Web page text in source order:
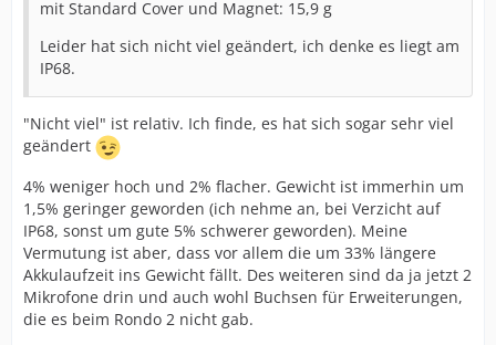
mit Standard Cover und Magnet: 15,9 g
Leider hat sich nicht viel geändert, ich denke es liegt am
IP68.
"Nicht viel" ist relativ. Ich finde, es hat sich sogar sehr viel
geändert
4% weniger hoch und 2% flacher. Gewicht ist immerhin um
1,5% geringer geworden (ich nehme an, bei Verzicht auf
IP68, sonst um gute 5% schwerer geworden). Meine
Vermutung ist aber, dass vor allem die um 33% längere
Akkulaufzeit ins Gewicht fällt. Des weiteren sind da ja jetzt 2
Mikrofone drin und auch wohl Buchsen für Erweiterungen,
die es beim Rondo 2 nicht gab.